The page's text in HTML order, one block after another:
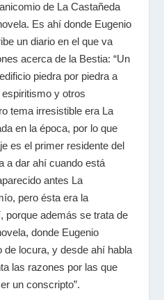
de La Castañeda
Es ahí donde Eugenio
un diario en el que va
acerca de la Bestia: “Un
piedra por piedra a
y otros
tema irresistible era La
en la época, por lo que
es el primer residente del
a dar ahí cuando está
antes La
pero ésta era la
porque además se trata de
donde Eugenio
de locura, y desde ahí habla
las razones por las que
un conscripto”.